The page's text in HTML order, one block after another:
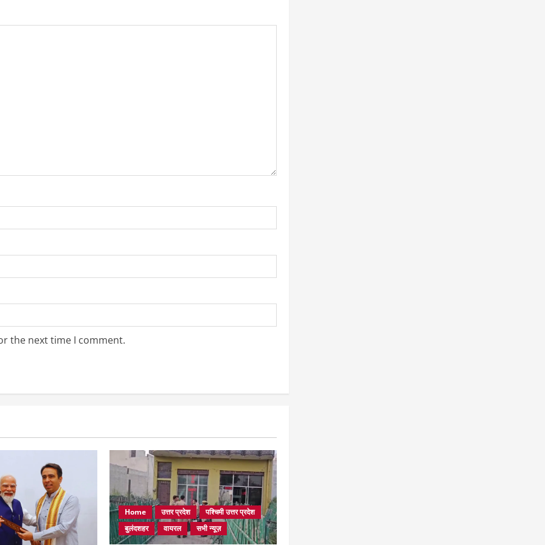
the next time I comment.
Home उत्तर प्रदेश
पश्चिमी उत्तर प्रदेश
बुलंदशहर
वायरल सभी न्यूज़